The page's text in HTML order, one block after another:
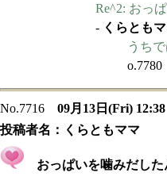
Re^2: おっ
- くらとも
うちで
o.7780
No.7716
09月13日(Fri)
投稿者名： くらともママ
おっぱいを噛みだし